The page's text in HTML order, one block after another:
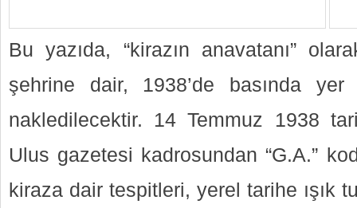
Bu yazıda, “kirazın anavatanı”
şehrine dair, 1938’de basında
nakledilecektir. 14 Temmuz 1938
Ulus gazetesi kadrosundan “G.A.”
kiraza dair tespitleri, yerel tarihe ışık